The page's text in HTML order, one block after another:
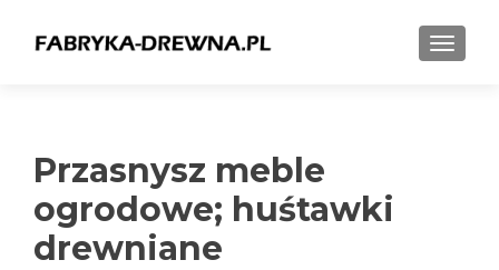
Przasnysz meble
ogrodowe; huśtawki
drewniane